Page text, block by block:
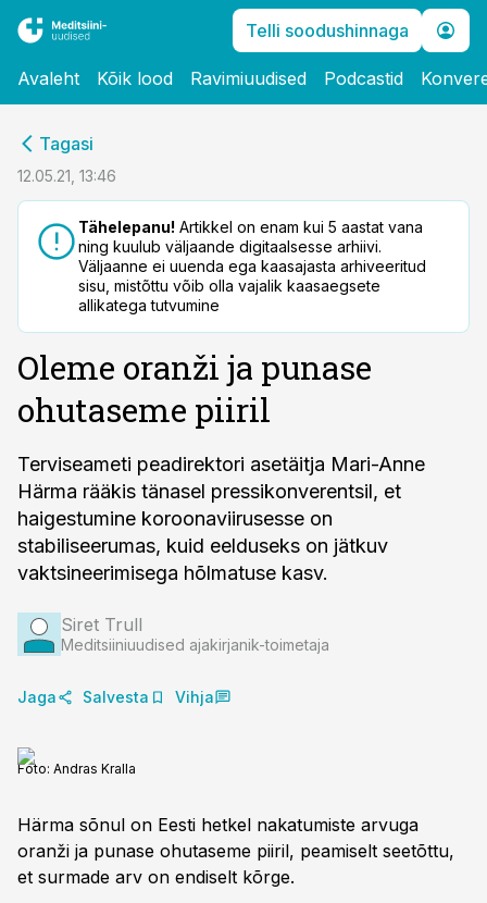
Telli soodushinnaga
Avaleht Kõik lood Ravimiuudised Podcastid
Tagasi
12.05.21, 13:46
Tähelepanu! Artikkel on enam kui 5 aastat vana
ning kuulub väljaande digitaalsesse arhiivi.
Väljaanne ei uuenda ega kaasajasta arhiveeritud
sisu, mistõttu võib olla vajalik kaasaegsete
allikatega tutvumine
Oleme oranži ja punase
ohutaseme piiril
Terviseameti peadirektori asetäitja Mari-Anne
Härma rääkis tänasel pressikonverentsil, et
haigestumine koroonaviirusesse on
stabiliseerumas, kuid eelduseks on jätkuv
vaktsineerimisega hõlmatuse kasv.
Siret Trull
Meditsiiniuudised ajakirjanik-toimetaja
Jaga Salvesta Vihja
Foto: Andras Kralla
Härma sõnul on Eesti hetkel nakatumiste arvuga
oranži ja punase ohutaseme piiril, peamiselt seetõttu,
et surmade arv on endiselt kõrge.